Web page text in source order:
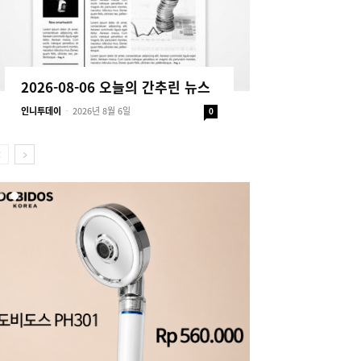
2026-08-06 오늘의 간추린 뉴스
인니투데이 - 2026년 8월 6일 0